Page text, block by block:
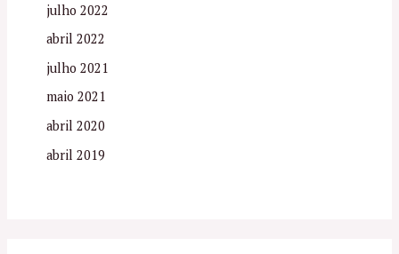
julho 2022
abril 2022
julho 2021
maio 2021
abril 2020
abril 2019